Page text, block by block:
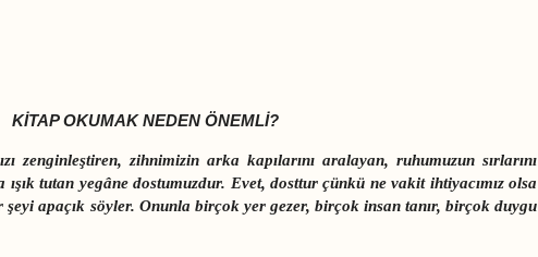
KİTAP OKUMAK NEDEN ÖNEMLİ?
zenginleştiren, zihnimizin arka kapılarını aralayan, ruhumuzun sırlarını
tutan yegâne dostumuzdur. Evet, dosttur çünkü ne vakit ihtiyacımız olsa
şeyi apaçık söyler. Onunla birçok yer gezer, birçok insan tanır, birçok duygu